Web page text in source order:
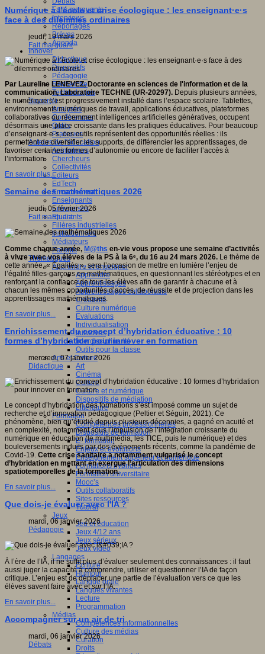
Faits marquants
Interviews
Reportages
Brèves
Agenda
Innover
Didactique
Dispositifs
Pédagogie
Recherche
Technologies
Savoir(s)
Analyses
Conférences
Outils
Pratiques
Acteurs de l'éducation
Animateurs
Chercheurs
Collectivités
Editeurs
EdTech
Encadrement
Enseignants
Entreprises
Etudiants
Filières industrielles
Institutionnels
Médiateurs
Parents
Thématiques
Apprendre et enseigner
Apprendre
Apprentissages
Apprentissages collaboratifs
Créativité
Culture numérique
Evaluations
Individualisation
Initiatives
Interdisciplinarité
Outils pour la classe
Arts et Culture
Art
Cinéma
Culture
Culture et numérique
Dispositifs de médiation
Littérature
Formation
Compétences professionnelles
Dispositifs de formation
E- formation
Enjeux et évolutions
Enseignement supérieur et numérique
Formations hybrides
Formation universitaire
Mooc’s
Outils collaboratifs
Sites ressources
Tutorat
Jeux
Jeu et éducation
Jeux 4/12 ans
Jeux sérieux
Jeux vidéo
Langages
Ecriture
Humour
Langue orale
Langues vivantes
Lecture
Programmation
Médias
Compétences informationnelles
Culture des médias
Curation
Droits
Numérique à l’école et crise écologique : les enseignant·e·s
face à des dilemmes ordinaires
jeudi, 19 mars 2026
Fait marquant
Par Laureline LENEVEZ, Doctorante en sciences de l'information et de la
communication, Laboratoire TECHNE (UR-20297). Depuis plusieurs années,
le numérique s’est progressivement installé dans l’espace scolaire. Tablettes,
environnements numériques de travail, applications éducatives, plateformes
collaboratives ou récemment intelligences artificielles génératives, occupent
désormais une place croissante dans les pratiques éducatives. Pour beaucoup
d’enseignant·e·s, ces outils représentent des opportunités réelles : ils
permettent de diversifier les supports, de différencier les apprentissages, de
favoriser certaines formes d’autonomie ou encore de faciliter l’accès à
l’information.
En savoir plus...
Semaine des mathématiques 2026
jeudi, 05 février 2026
Fait marquant
Comme chaque année, M@ths en-vie vous propose une semaine d’activités
à vivre avec vos élèves de la PS à la 6ᵉ, du 16 au 24 mars 2026. Le thème de
cette année, « Égalités », sera l’occasion de mettre en lumière l’enjeu de
l’égalité filles-garçons en mathématiques, en questionnant les stéréotypes et en
renforçant la confiance de tous les élèves afin de garantir à chacune et à
chacun les mêmes opportunités d’accès, de réussite et de projection dans les
apprentissages mathématiques.
En savoir plus...
Enrichissement du concept d’hybridation éducative : 10
formes d’hybridation pour innover en formation
mercredi, 07 janvier 2026
Didactique
Le concept d’hybridation des formations s’est imposé comme un sujet de
recherche et d’innovation pédagogique (Peltier et Séguin, 2021). Ce
phénomène, bien qu’étudié depuis plusieurs décennies, a gagné en acuité et
en complexité, notamment sous l’impulsion de l’intégration croissante du
numérique en éducation (le multimédia, les TICE, puis le numérique) et des
bouleversements induits par des événements récents, comme la pandémie de
Covid-19. Cette crise sanitaire a notamment vulgarisé le concept
d’hybridation en mettant en exergue l’articulation des dimensions
spatiotemporelles de la formation.
En savoir plus...
Que dois-je évaluer avec l'IA ?
mardi, 06 janvier 2026
Pédagogie
À l’ère de l’IA, il ne suffit plus d’évaluer seulement des connaissances : il faut
aussi juger la capacité à comprendre, utiliser et questionner l’IA de façon
critique. L’enjeu est de déplacer une partie de l’évaluation vers ce que les
élèves savent faire avecetsurl’IA.
En savoir plus...
Accompagner sur un air de tri
mardi, 06 janvier 2026
Débats